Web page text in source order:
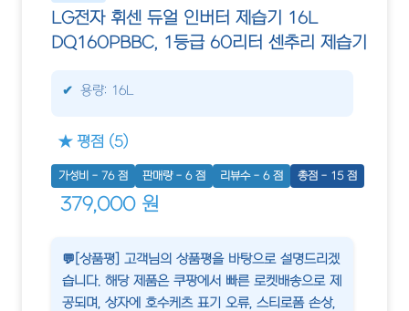
LG전자 휘센 듀얼 인버터 제습기 16L
DQ160PBBC, 1등급 60리터 센추리 제습기
용량: 16L
★ 평점 (5)
가성비 - 76 점 판매량 - 6 점 리뷰수 - 6 점 총점 - 15 점
379,000 원
💬[상품평] 고객님의 상품평을 바탕으로 설명드리겠
습니다. 해당 제품은 쿠팡에서 빠른 로켓배송으로 제
공되며, 상자에 호수케츠 표기 오류, 스티로폼 손상,